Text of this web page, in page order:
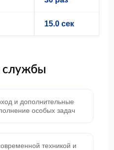
15.0 сек
службы
и дополнительные
особых задач
техникой и